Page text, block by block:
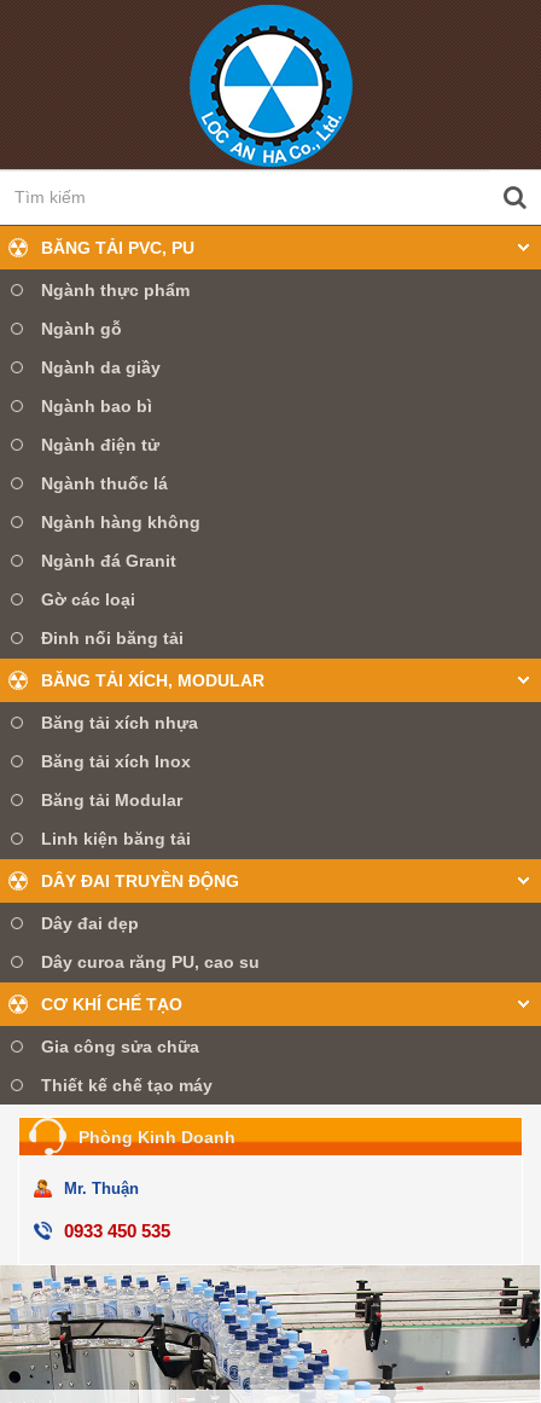
Hotline:
TRANG CHỦ
LIÊN HỆ
BĂNG TẢI PVC, PU
Ngành thực phẩm
Ngành gỗ
Ngành da giầy
Ngành bao bì
Ngành điện tử
Ngành thuốc lá
Ngành hàng không
Ngành đá Granit
Gờ các loại
Đinh nối băng tải
BĂNG TẢI XÍCH, MODULAR
Băng tải xích nhựa
Băng tải xích Inox
Băng tải Modular
Linh kiện băng tải
DÂY ĐAI TRUYỀN ĐỘNG
Dây đai dẹp
Dây curoa răng PU, cao su
CƠ KHÍ CHẾ TẠO
Gia công sửa chữa
Thiết kế chế tạo máy
Phòng Kinh Doanh
Mr. Thuận
0933 450 535